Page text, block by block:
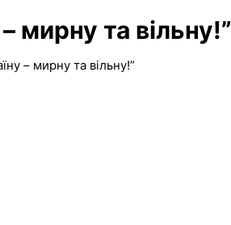
мирну та вільну!”
– мирну та вільну!”